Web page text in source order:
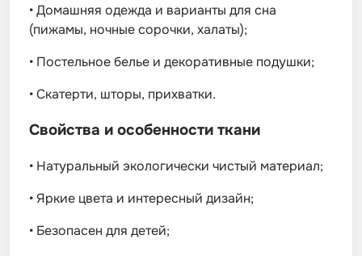
•Домашняя одежда и варианты для сна
(пижамы, ночные сорочки, халаты);
• Постельное белье и декоративные подушки;
•Скатерти, шторы, прихватки.
Свойства и особенности ткани
• Натуральный экологически чистый материал;
• Яркие цвета и интересный дизайн;
• Безопасен для детей;